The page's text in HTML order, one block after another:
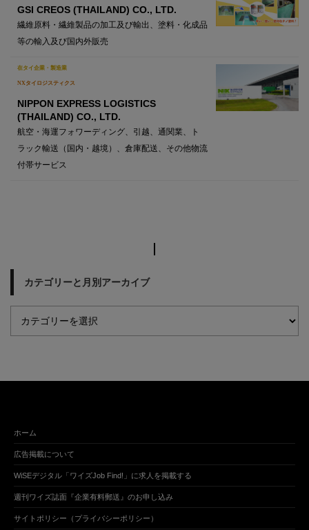
GSI CREOS (THAILAND) CO., LTD.
繊維原料・繊維製品の加工及び輸出、塗料・化成品
等の輸入及び国内外販売
在タイ企業・製造業
NXタイロジスティクス
NIPPON EXPRESS LOGISTICS
(THAILAND) CO., LTD.
航空・海運フォワーディング、引越、通関業、ト
ラック輸送（国内・越境）、倉庫配送、その他物流
付帯サービス
カテゴリーと月別アーカイブ
ホーム
広告掲載について
WiSEデジタル「ワイズJob Find!」に求人を掲載する
週刊ワイズ誌面『企業有料郵送』のお申し込み
サイトポリシー（プライバシーポリシー）